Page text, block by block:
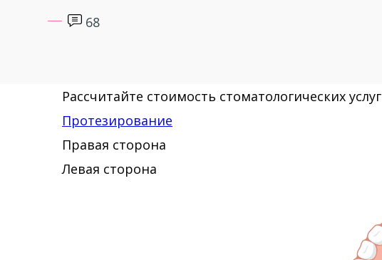
68
Рассчитайте стоимость стоматологических услуг
Протезирование
Правая сторона
Левая сторона